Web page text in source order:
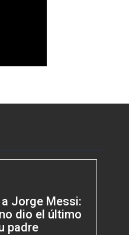
Jorge Messi:
dio el último
padre